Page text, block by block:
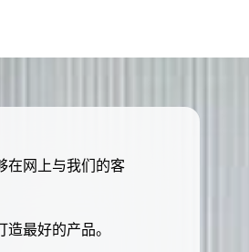
在网上与我们的客
最好的产品。